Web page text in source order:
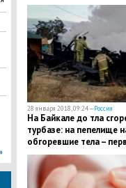
28 января 2018, 09:24 —Россия
На Байкале до тла
турбазе: на пепелище
обгоревшие тела –